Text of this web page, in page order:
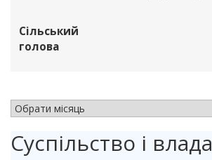
Сільський
голова
Суспільство і влада